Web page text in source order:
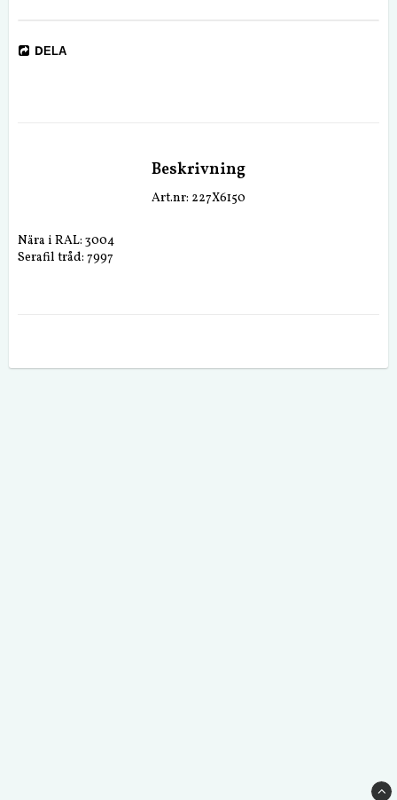
DELA
Beskrivning
Art.nr: 227X6150
Nära i RAL: 3004
Serafil tråd: 7997